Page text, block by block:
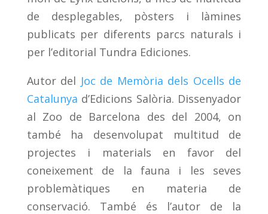
de desplegables, pòsters i làmines
publicats per diferents parcs naturals i
per l’editorial Tundra Ediciones.
Autor del Joc de Memòria dels Ocells de
Catalunya d’Edicions Salòria. Dissenyador
al Zoo de Barcelona des del 2004, on
també ha desenvolupat multitud de
projectes i materials en favor del
coneixement de la fauna i les seves
problemàtiques en materia de
conservació. També és l’autor de la